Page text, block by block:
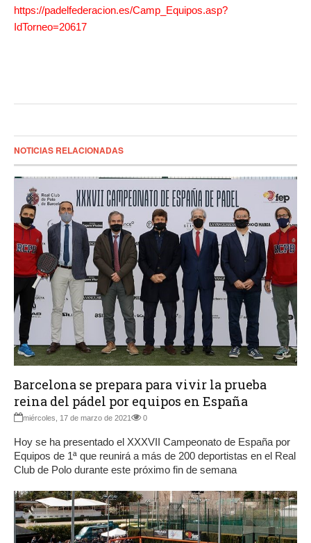
https://padelfederacion.es/Camp_Equipos.asp?
IdTorneo=20617
NOTICIAS RELACIONADAS
Barcelona se prepara para vivir la prueba
reina del pádel por equipos en España
miércoles, 17 de marzo de 2021 0
Hoy se ha presentado el XXXVII Campeonato de España por
Equipos de 1ª que reunirá a más de 200 deportistas en el Real
Club de Polo durante este próximo fin de semana